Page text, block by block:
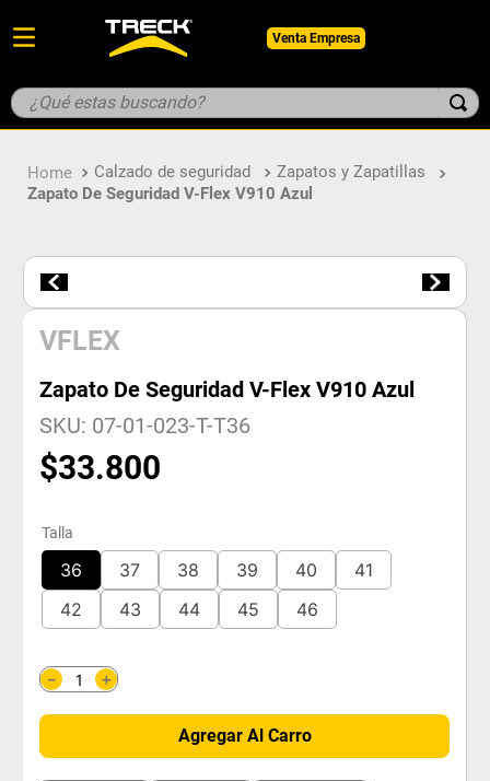
Venta Empresa
¿Qué estas buscando?
Calzado de seguridad
Zapatos y Zapatillas
Zapato De Seguridad V-Flex V910 Azul
VFLEX
Zapato De Seguridad V-Flex V910 Azul
SKU: 07-01-023-T-T36
$33.800
Talla
36 37 38 39 40
41
42
43 44 45 46
＋
－
Agregar Al Carro
1. botin